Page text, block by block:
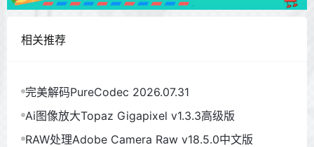
相关推荐
完美解码PureCodec 2026.07.31
Ai图像放大Topaz Gigapixel v1.3.3高级版
RAW处理Adobe Camera Raw v18.5.0中文版